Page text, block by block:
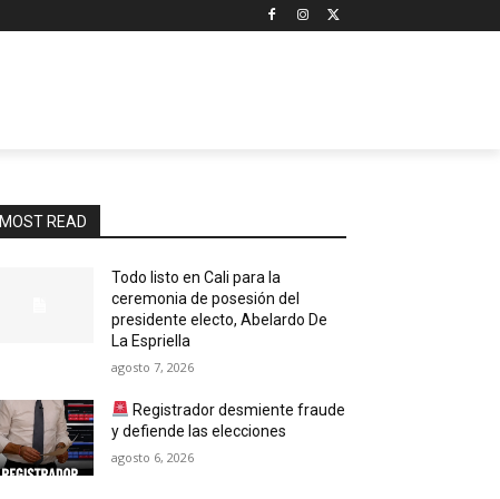
MOST READ
Todo listo en Cali para la
ceremonia de posesión del
presidente electo, Abelardo De
La Espriella
agosto 7, 2026
Registrador desmiente fraude
y defiende las elecciones
agosto 6, 2026